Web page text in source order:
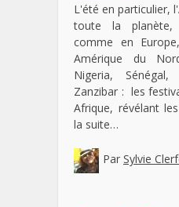
L'été en particulier,
toute la
comme en
Amérique du
Nigeria,
Zanzibar : les
Afrique, révélant
la suite…
Par Sylvie